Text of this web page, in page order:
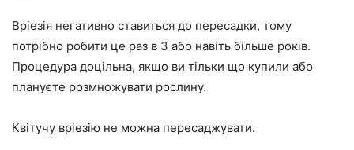
Вріезія негативно ставиться до пересадки, тому
потрібно робити це раз в 3 або навіть більше років.
Процедура доцільна, якщо ви тільки що купили або
плануєте розмножувати рослину.
Квітучу вріезію не можна пересаджувати.